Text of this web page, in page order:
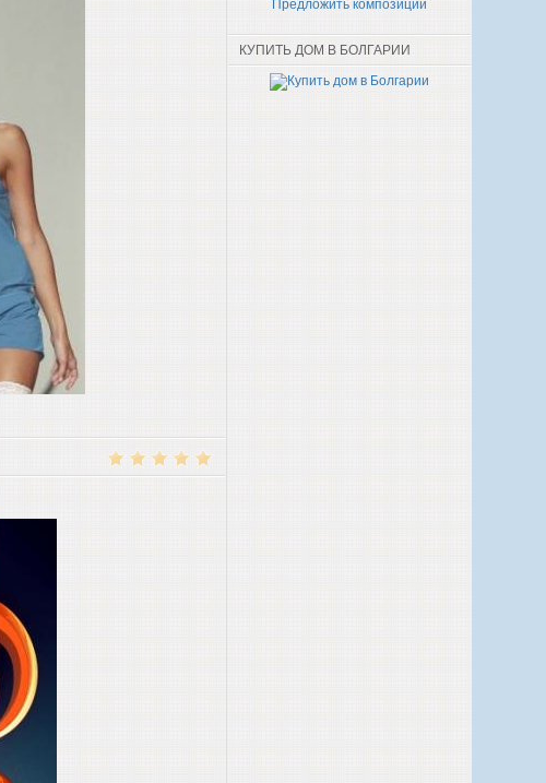
Предложить композиции
КУПИТЬ ДОМ В БОЛГАРИИ